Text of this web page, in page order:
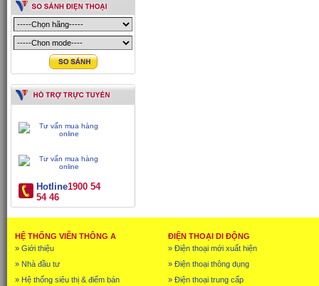
Hotline1900 54
54 46
HỆ THỐNG VIỄN THÔNG A
» Giới thiệu
» Nhà đầu tư
» Hệ thống siêu thị & điểm bán
ĐIỆN THOẠI DI ĐỘNG
» Điện thoại mới xuất hiện
» Điện thoại thông dụng
» Điện thoại trung cấp